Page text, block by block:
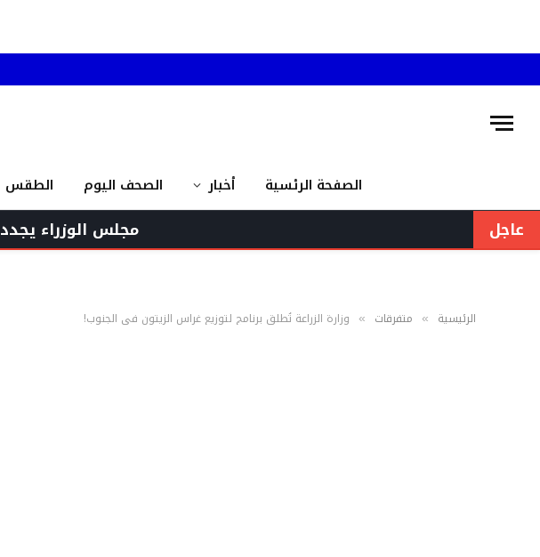
الصفحة الرئسية أخبار الصحف اليوم الطقس
عاجل مجلس الوزراء يجدد الثقة
الرئيسية » متفرقات » وزارة الزراعة تُطلق برنامج لتوزيع غراس الزيتون في الجنوب!